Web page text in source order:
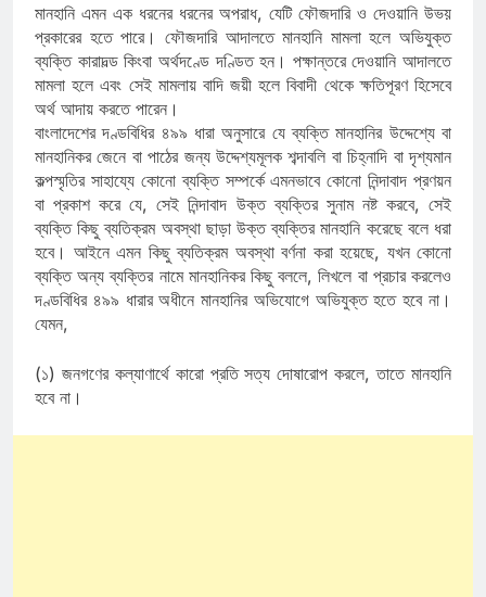
মানহানি এমন এক ধরনের ধরনের অপরাধ, যেটি ফৌজদারি ও দেওয়ানি উভয়
প্রকারের হতে পারে। ফৌজদারি আদালতে মানহানি মামলা হলে অভিযুক্ত
ব্যক্তি কারাদল্ড কিংবা অর্থদণ্ডে দণ্ডিত হন। পক্ষান্তরে দেওয়ানি আদালতে
মামলা হলে এবং সেই মামলায় বাদি জয়ী হলে বিবাদী থেকে ক্ষতিপূরণ হিসেবে
অর্থ আদায় করতে পারেন।
বাংলাদেশের দণ্ডবিধির ৪৯৯ ধারা অনুসারে যে ব্যক্তি মানহানির উদ্দেশ্যে বা
মানহানিকর জেনে বা পাঠের জন্য উদ্দেশ্যমূলক শব্দাবলি বা চিহ্নাদি বা দৃশ্যমান
কল্পস্মৃতির সাহায্যে কোনো ব্যক্তি সম্পর্কে এমনভাবে কোনো নিন্দাবাদ প্রণয়ন
বা প্রকাশ করে যে, সেই নিন্দাবাদ উক্ত ব্যক্তির সুনাম নষ্ট করবে, সেই
ব্যক্তি কিছু ব্যতিক্রম অবস্থা ছাড়া উক্ত ব্যক্তির মানহানি করেছে বলে ধরা
হবে। আইনে এমন কিছু ব্যতিক্রম অবস্থা বর্ণনা করা হয়েছে, যখন কোনো
ব্যক্তি অন্য ব্যক্তির নামে মানহানিকর কিছু বললে, লিখলে বা প্রচার করলেও
দণ্ডবিধির ৪৯৯ ধারার অধীনে মানহানির অভিযোগে অভিযুক্ত হতে হবে না।
যেমন,
(১) জনগণের কল্যাণার্থে কারো প্রতি সত্য দোষারোপ করলে, তাতে মানহানি
হবে না।